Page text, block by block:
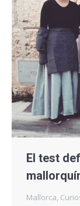
El test
Mallorca,